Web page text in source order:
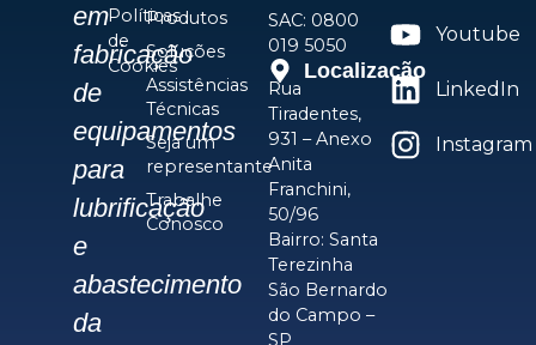
em
fabricação
de
equipamentos
para
lubrificação
e
abastecimento
da
Políticas
de
Cookies
Produtos
Soluções
Assistências
Técnicas
Seja um
representante
Trabalhe
Conosco
Localização
Rua
Tiradentes,
931 – Anexo
Anita
Franchini,
50/96
Bairro: Santa
Terezinha
São Bernardo
do Campo –
SP
SAC: 0800
019 5050
Youtube
LinkedIn
Instagram